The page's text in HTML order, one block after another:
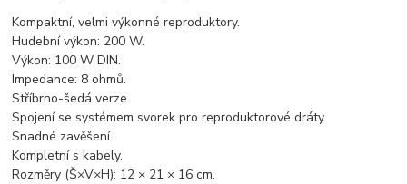
Kompaktní, velmi výkonné reproduktory.
Hudební výkon: 200 W.
Výkon: 100 W DIN.
Impedance: 8 ohmů.
Stříbrno-šedá verze.
Spojení se systémem svorek pro reproduktorové dráty.
Snadné zavěšení.
Kompletní s kabely.
Rozměry (Š×V×H): 12 × 21 × 16 cm.